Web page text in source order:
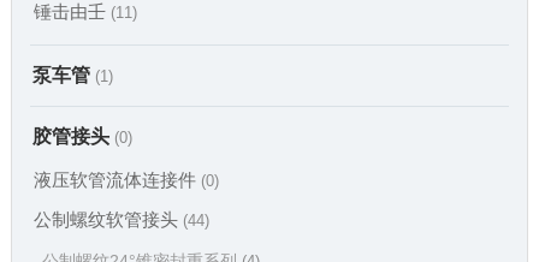
锤击由壬 (11)
泵车管 (1)
胶管接头 (0)
液压软管流体连接件 (0)
公制螺纹软管接头 (44)